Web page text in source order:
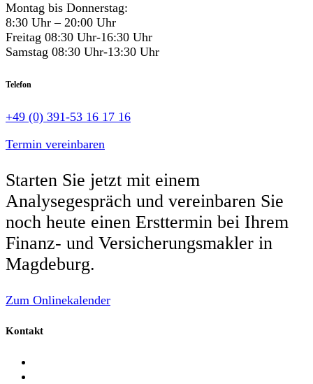
Montag bis Donnerstag:
8:30 Uhr – 20:00 Uhr
Freitag 08:30 Uhr-16:30 Uhr
Samstag 08:30 Uhr-13:30 Uhr
Telefon
+49 (0) 391-53 16 17 16
Termin vereinbaren
Starten Sie jetzt mit einem
Analysegespräch und vereinbaren Sie
noch heute einen Ersttermin bei Ihrem
Finanz- und Versicherungsmakler in
Magdeburg.
Zum Onlinekalender
Kontakt